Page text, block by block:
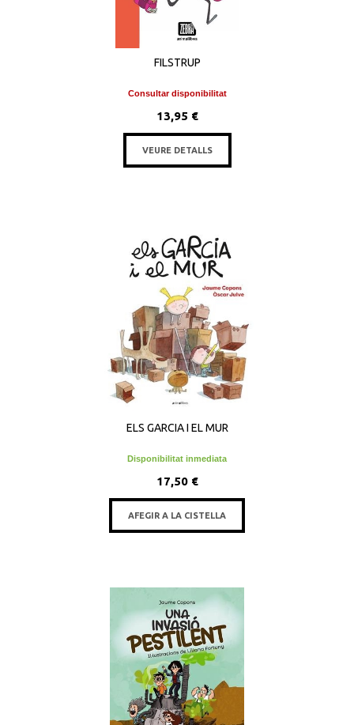
FILSTRUP
Consultar disponibilitat
13,95 €
VEURE DETALLS
ELS GARCIA I EL MUR
Disponibilitat inmediata
17,50 €
AFEGIR A LA CISTELLA